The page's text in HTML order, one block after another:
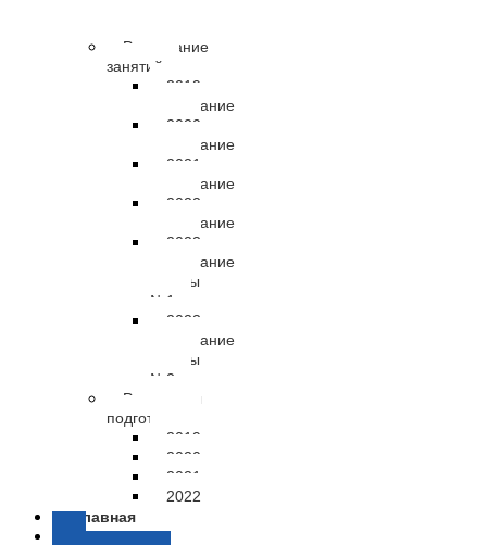
Расписание
занятий
2019
расписание
2020
расписание
2021
расписание
2022
расписание
2023
расписание
группы
№1
2023
расписание
группы
№2
Результаты
подготовки
2019
2020
2021
2022
Главная